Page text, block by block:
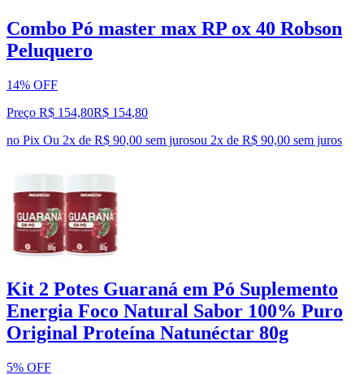
Combo Pó master max RP ox 40 Robson
Peluquero
14% OFF
Preço R$ 154,80R$ 154,80
no Pix Ou 2x de R$ 90,00 sem jurosou 2x de R$ 90,00 sem juros
Kit 2 Potes Guaraná em Pó Suplemento
Energia Foco Natural Sabor 100% Puro
Original Proteína Natunéctar 80g
5% OFF